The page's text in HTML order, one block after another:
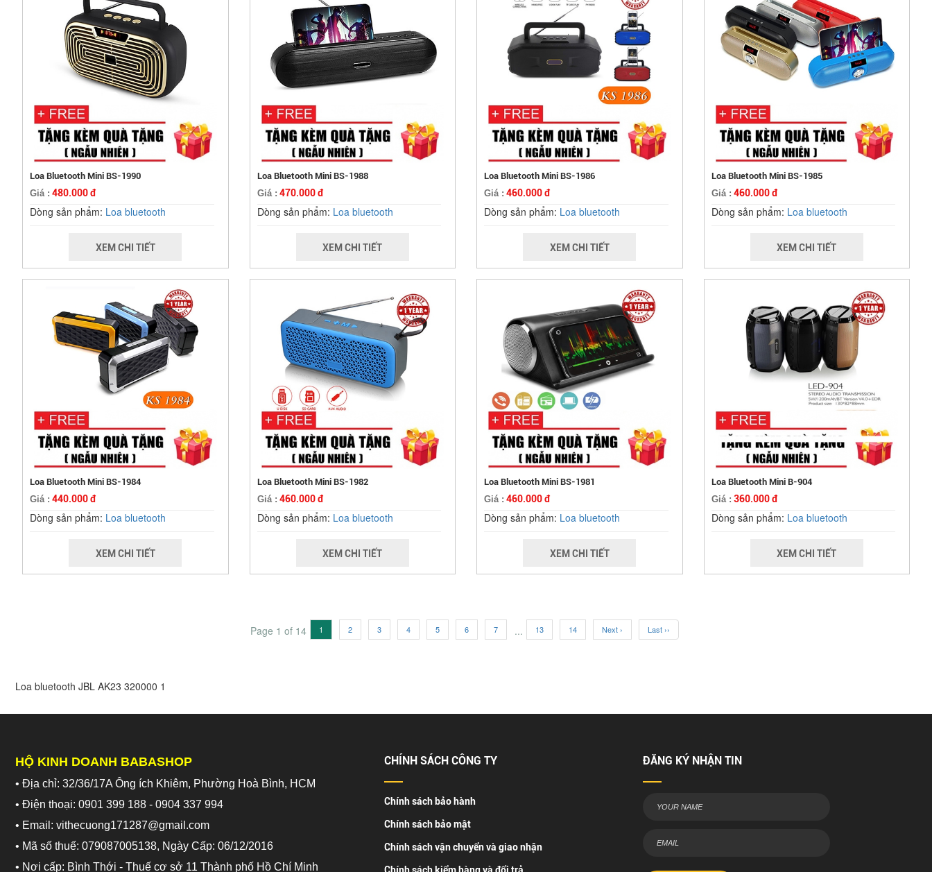
Loa Bluetooth Mini BS-1990
Giá : 480.000 đ
Dòng sản phẩm: Loa bluetooth
XEM CHI TIẾT
Loa Bluetooth Mini BS-1988
Giá : 470.000 đ
Dòng sản phẩm: Loa bluetooth
XEM CHI TIẾT
Loa Bluetooth Mini BS-1986
Giá : 460.000 đ
Dòng sản phẩm: Loa bluetooth
XEM CHI TIẾT
Loa Bluetooth Mini BS-1985
Giá : 460.000 đ
Dòng sản phẩm: Loa bluetooth
XEM CHI TIẾT
Loa Bluetooth Mini BS-1984
Giá : 440.000 đ
Dòng sản phẩm: Loa bluetooth
XEM CHI TIẾT
Loa Bluetooth Mini BS-1982
Giá : 460.000 đ
Dòng sản phẩm: Loa bluetooth
XEM CHI TIẾT
Loa Bluetooth Mini BS-1981
Giá : 460.000 đ
Dòng sản phẩm: Loa bluetooth
XEM CHI TIẾT
Loa Bluetooth Mini B-904
Giá : 360.000 đ
Dòng sản phẩm: Loa bluetooth
XEM CHI TIẾT
Page 1 of 14 1 2 3 4 5 6 7 ... 13 14 Next › Last ››
Loa bluetooth JBL AK23 320000 1
HỘ KINH DOANH BABASHOP
• Địa chỉ: 32/36/17A Ông ích Khiêm, Phường Hoà Bình, HCM
• Điện thoại: 0901 399 188 - 0904 337 994
• Email: vithecuong171287@gmail.com
• Mã số thuế: 079087005138, Ngày Cấp: 06/12/2016
• Nơi cấp: Bình Thới - Thuế cơ sở 11 Thành phố Hồ Chí Minh
CHÍNH SÁCH CÔNG TY
Chính sách bảo hành
Chính sách bảo mật
Chính sách vận chuyển và giao nhận
ĐĂNG KÝ NHẬN TIN